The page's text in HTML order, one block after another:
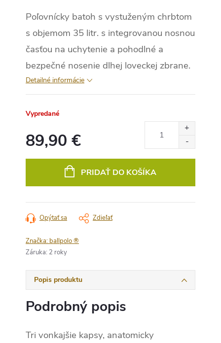
Poľovnícky batoh s vystuženým chrbtom
s objemom 35 litr. s integrovanou nosnou
časťou na uchytenie a pohodlné a
bezpečné nosenie dlhej loveckej zbrane.
Detailné informácie
Vypredané
89,90 €
PRIDAŤ DO KOŠÍKA
Opýtať sa Zdieľať
Značka: ballpolo ®
Záruka: 2 roky
Popis produktu
Podrobný popis
Tri vonkajšie kapsy, anatomicky